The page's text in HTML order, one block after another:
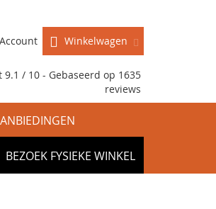
Winkelwagen
Account
9.1 / 10 - Gebaseerd op 1635
reviews
BEZOEK FYSIEKE WINKEL